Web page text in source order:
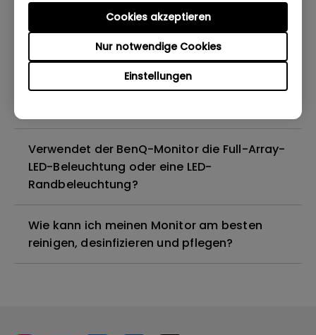
Einstellungen
Nur notwendige Cookies
Cookies akzeptieren
Wieso flackert mein Monitor?
Sind alle BenQ-Monitore oder nur
bestimmte Modelle quecksilberfrei?
Verwendet der BenQ-Monitor die Full-Array-
LED-Beleuchtung oder eine LED-
Randbeleuchtung?
Wie kann ich meinen Monitor am besten
reinigen, desinfizieren und pflegen?